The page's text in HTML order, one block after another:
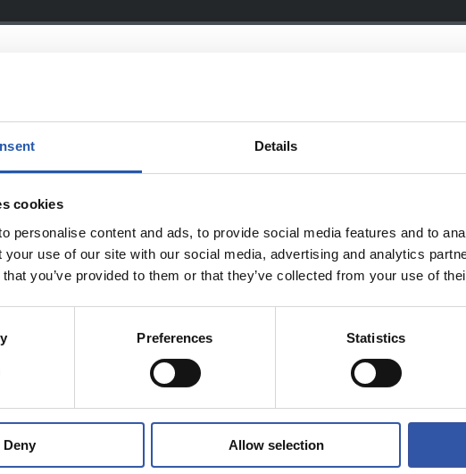
Details
cookies
personalise content and ads, to provide social media features and to
your use of our site with our social media, advertising and analytics
you’ve provided to them or that they’ve collected from your use of
Preferences Statistics
Deny Allow selection
05/2018
DE PHOTOS VIDÉOS
C'est la fête à
Sebastian !